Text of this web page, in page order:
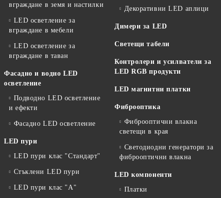
вграждане в земя и настилки
LED осветление за
вграждане в мебели
LED осветление за
вграждане в таван
Фасадно и водно LED
осветление
Подводно LED осветление
и ефекти
Фасадно LED осветление
LED пури
LED пури клас "Стандарт"
Стъклени LED пури
LED пури клас "А"
Декоративни LED аплици
Димери за LED
Светещи табели
Контролери и усилватели за
LED RGB продукти
LED магнитни платки
Фиброоптика
Фиброоптични влакна
светещи в края
Светодиодни генератори за
фиброоптични влакна
LED компоненти
Платки